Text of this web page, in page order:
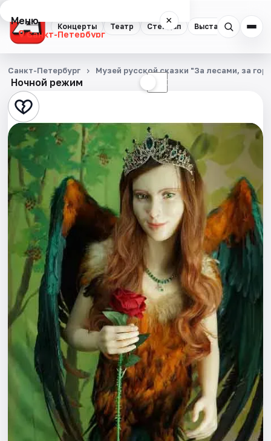
Концерты Театр Стендап Выставки
Меню ×
Санкт-Петербург
Концерты
Театр
Стендап
Выставки
Квесты
Экскурсии
Спорт
События
Города
Площадки
Артисты
Рейтинги
Ночной режим ☾
Санкт-Петербург Музей русской сказки "За лесами, за